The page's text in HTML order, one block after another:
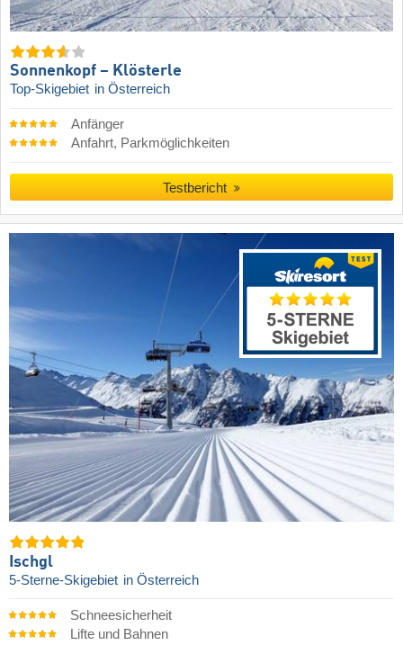
Sonnenkopf – Klösterle
Top-Skigebiet in Österreich
Anfänger
Anfahrt, Parkmöglichkeiten
Testbericht
Ischgl
5-Sterne-Skigebiet in Österreich
Schneesicherheit
Lifte und Bahnen